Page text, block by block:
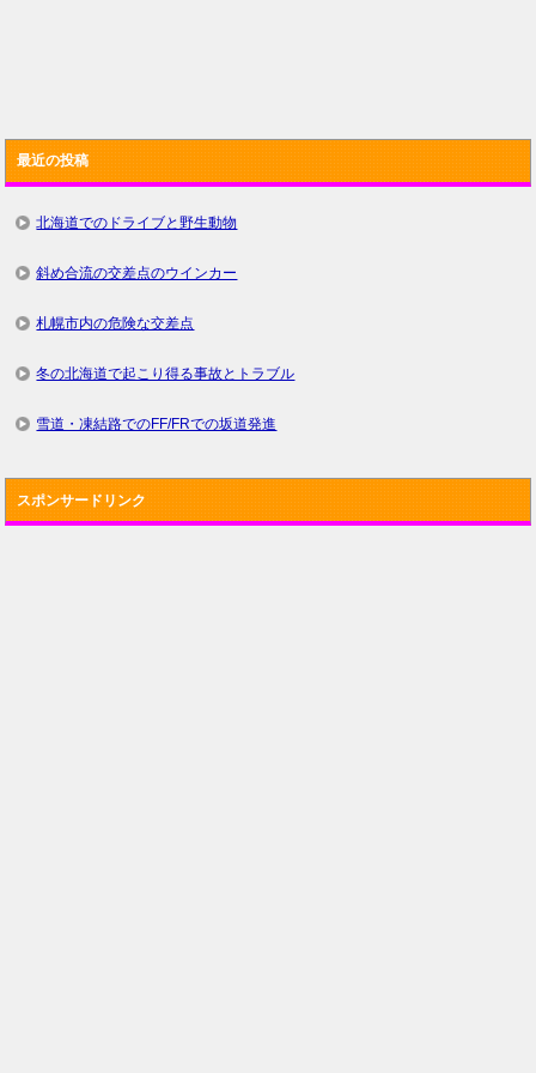
最近の投稿
北海道でのドライブと野生動物
斜め合流の交差点のウインカー
札幌市内の危険な交差点
冬の北海道で起こり得る事故とトラブル
雪道・凍結路でのFF/FRでの坂道発進
スポンサードリンク